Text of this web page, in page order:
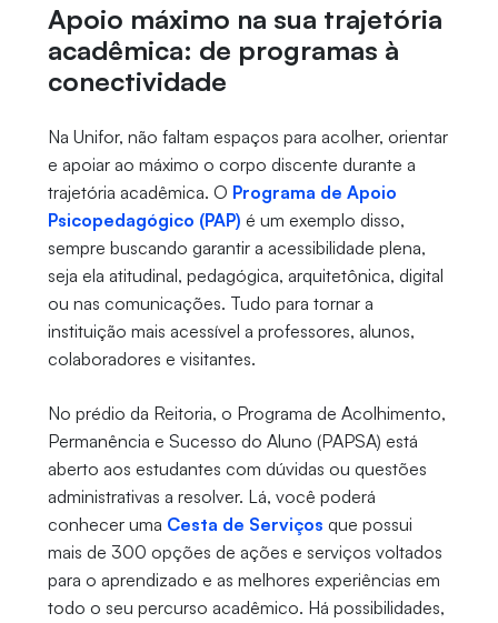
Apoio máximo na sua trajetória
acadêmica: de programas à
conectividade
Na Unifor, não faltam espaços para acolher, orientar
e apoiar ao máximo o corpo discente durante a
trajetória acadêmica. O Programa de Apoio
Psicopedagógico (PAP) é um exemplo disso,
sempre buscando garantir a acessibilidade plena,
seja ela atitudinal, pedagógica, arquitetônica, digital
ou nas comunicações. Tudo para tornar a
instituição mais acessível a professores, alunos,
colaboradores e visitantes.
No prédio da Reitoria, o Programa de Acolhimento,
Permanência e Sucesso do Aluno (PAPSA) está
aberto aos estudantes com dúvidas ou questões
administrativas a resolver. Lá, você poderá
conhecer uma Cesta de Serviços que possui
mais de 300 opções de ações e serviços voltados
para o aprendizado e as melhores experiências em
todo o seu percurso acadêmico. Há possibilidades,